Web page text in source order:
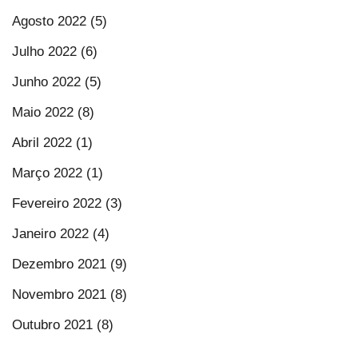
Agosto 2022 (5)
Julho 2022 (6)
Junho 2022 (5)
Maio 2022 (8)
Abril 2022 (1)
Março 2022 (1)
Fevereiro 2022 (3)
Janeiro 2022 (4)
Dezembro 2021 (9)
Novembro 2021 (8)
Outubro 2021 (8)